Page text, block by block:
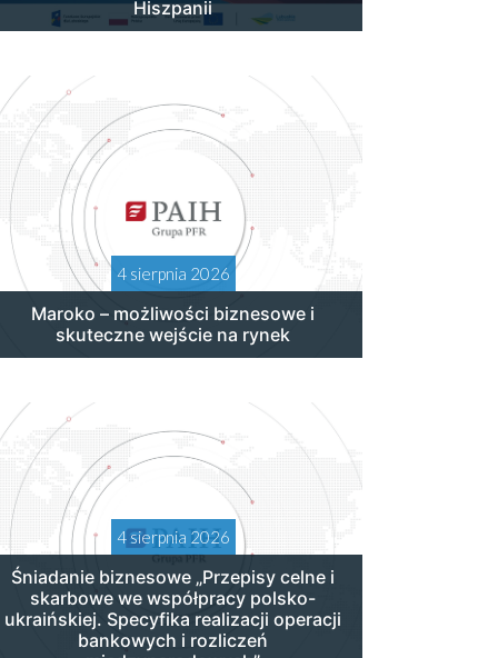
Hiszpanii
4 sierpnia 2026
Maroko – możliwości biznesowe i
skuteczne wejście na rynek
4 sierpnia 2026
Śniadanie biznesowe „Przepisy celne i
skarbowe we współpracy polsko-
ukraińskiej. Specyfika realizacji operacji
bankowych i rozliczeń